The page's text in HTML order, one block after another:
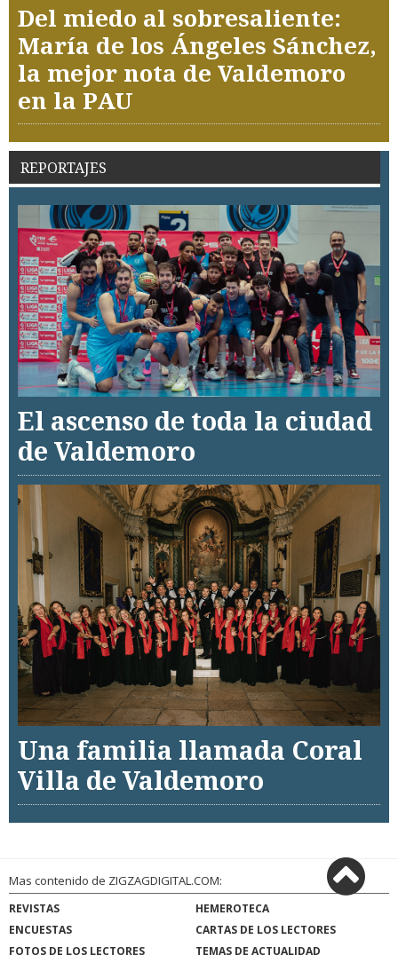
Del miedo al sobresaliente:
María de los Ángeles Sánchez,
la mejor nota de Valdemoro
en la PAU
REPORTAJES
El ascenso de toda la ciudad
de Valdemoro
Una familia llamada Coral
Villa de Valdemoro
Mas contenido de ZIGZAGDIGITAL.COM:
REVISTAS
HEMEROTECA
ENCUESTAS
CARTAS DE LOS LECTORES
FOTOS DE LOS LECTORES
TEMAS DE ACTUALIDAD